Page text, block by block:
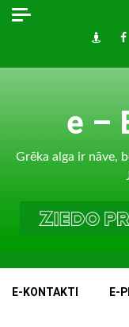
Skip
e –
Grēka alga ir nāve,
E-KONTAKTI E-